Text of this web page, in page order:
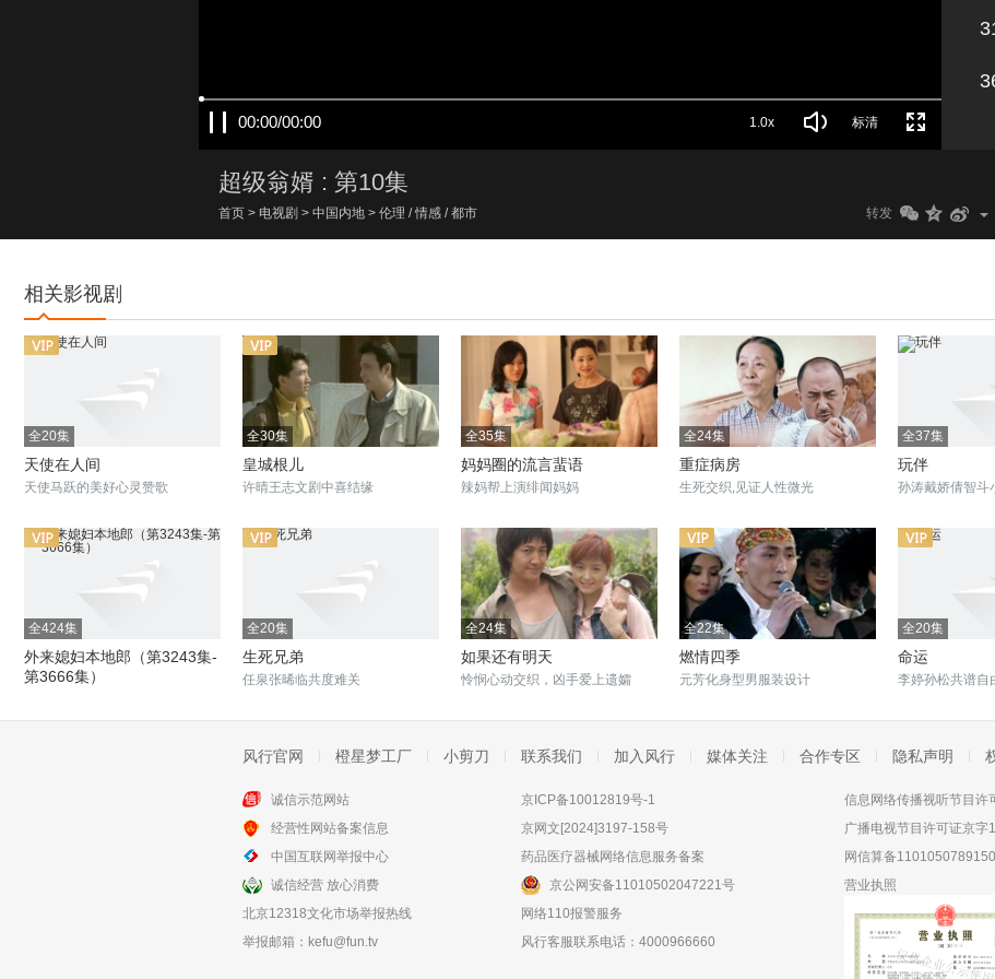
00:00/00:00 1.0x 标清
超级翁婿 : 第10集
首页 > 电视剧 > 中国内地 > 伦理 / 情感 / 都市 转发
相关影视剧
全20集
天使在人间
天使马跃的美好心灵赞歌
全30集
皇城根儿
许晴王志文剧中喜结缘
全35集
妈妈圈的流言蜚语
辣妈帮上演绯闻妈妈
全24集
重症病房
生死交织,见证人性微光
全37集
玩伴
孙涛戴娇倩智斗
全424集
外来媳妇本地郎（第3243集-
第3666集）
全20集
生死兄弟
任泉张晞临共度难关
全24集
如果还有明天
怜悯心动交织，凶手爱上遗孀
全22集
燃情四季
元芳化身型男服装设计
全20集
命运
李婷孙松共谱自
全26集
妻子
风行官网 橙星梦工厂 小剪刀 联系我们 加入风行 媒体关注 合作专区 隐私声明
诚信示范网站
经营性网站备案信息
中国互联网举报中心
诚信经营 放心消费
北京12318文化市场举报热线
举报邮箱： kefu@fun.tv
京ICP备10012819号-1
京网文[2024]3197-158号
药品医疗器械网络信息服务备案
京公网安备11010502047221号
网络110报警服务
风行客服联系电话：4000966660
信息网络传播视听节目许
广播电视节目许可证京字
网信算备
营业执照